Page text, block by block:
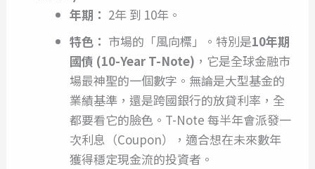
年期： 2年 到 10年。
特色： 市場的「風向標」。特別是10年期
國債 (10-Year T-Note) ，它是全球金融市
場最神聖的一個數字。無論是大型基金的
業績基準，還是跨國銀行的放貸利率，全
都要看它的臉色。T-Note 每半年會派發一
次利息（Coupon），適合想在未來數年
獲得穩定現金流的投資者。